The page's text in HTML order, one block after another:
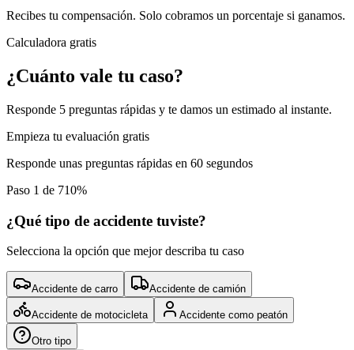
Recibes tu compensación. Solo cobramos un porcentaje si ganamos.
Calculadora gratis
¿Cuánto vale tu caso?
Responde 5 preguntas rápidas y te damos un estimado al instante.
Empieza tu evaluación gratis
Responde unas preguntas rápidas en 60 segundos
Paso 1 de 710%
¿Qué tipo de accidente tuviste?
Selecciona la opción que mejor describa tu caso
Accidente de carro Accidente de camión
Accidente de motocicleta Accidente como peatón
Otro tipo